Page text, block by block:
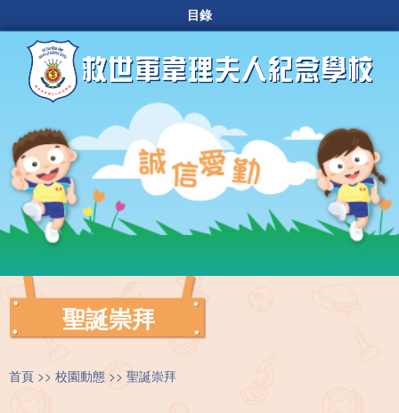
目錄
聖誕崇拜
首頁 校園動態 聖誕崇拜